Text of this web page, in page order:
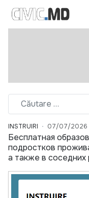
INSTRUIRI 07/07/2026
Бесплатная
подростков
а также в соседних